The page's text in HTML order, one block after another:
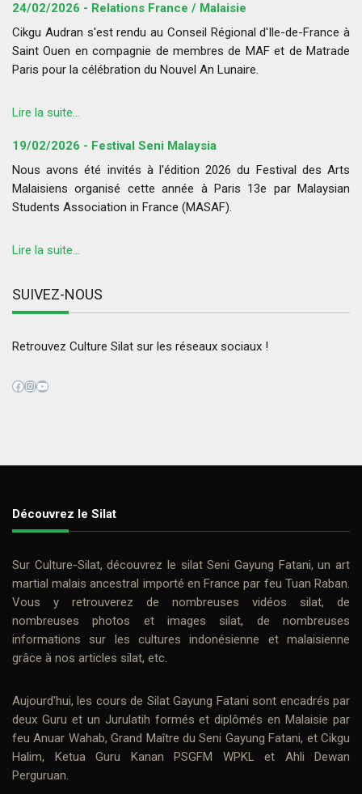
24/02/2026 - Relations France / Malaisie
Cikgu Audran s'est rendu au Conseil Régional d'Ile-de-France à
Saint Ouen en compagnie de membres de MAF et de Matrade
Paris pour la célébration du Nouvel An Lunaire.
Lire la suite...
19/02/2026 - Festival Seni Malaysia
Nous avons été invités à l'édition 2026 du Festival des Arts
Malaisiens organisé cette année à Paris 13e par Malaysian
Students Association in France (MASAF).
Lire la suite...
SUIVEZ-NOUS
Retrouvez Culture Silat sur les réseaux sociaux !
Facebook
Instagram
YouTube
Découvrez le Silat
Sur Culture-Silat, découvrez le silat Seni Gayung Fatani, un art
martial malais ancestral importé en France par feu Tuan Raban.
Vous y retrouverez de nombreuses vidéos silat, de
nombreuses photos et images silat, de nombreuses
informations sur les cultures indonésienne et malaisienne
grâce à nos articles silat, etc.
Aujourd'hui, les cours de Silat Gayung Fatani sont encadrés par
deux Guru et un Jurulatih formés et diplômés en Malaisie par
feuAnuar Wahab, Grand Maître du Seni Gayung Fatani, etCikgu
Halim, Ketua Guru Kanan PSGFM WPKL et Ahli Dewan
Perguruan.